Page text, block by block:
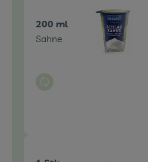
200 ml
Sahne
Auswahl ändern